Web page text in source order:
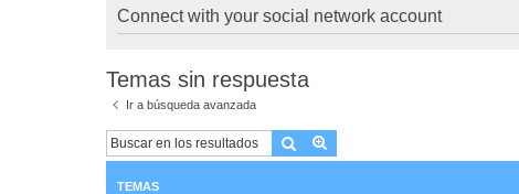
Connect with your social network account
Temas sin respuesta
Ir a búsqueda avanzada
Buscar
TEMAS